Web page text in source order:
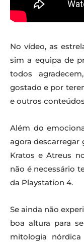
No vídeo, as
sim a equipa de
todos
gostado e por
e outros
Além do
agora
Kratos e Atreus
não é necessário
da Playstation 4.
Se ainda não
boa altura para
mitologia